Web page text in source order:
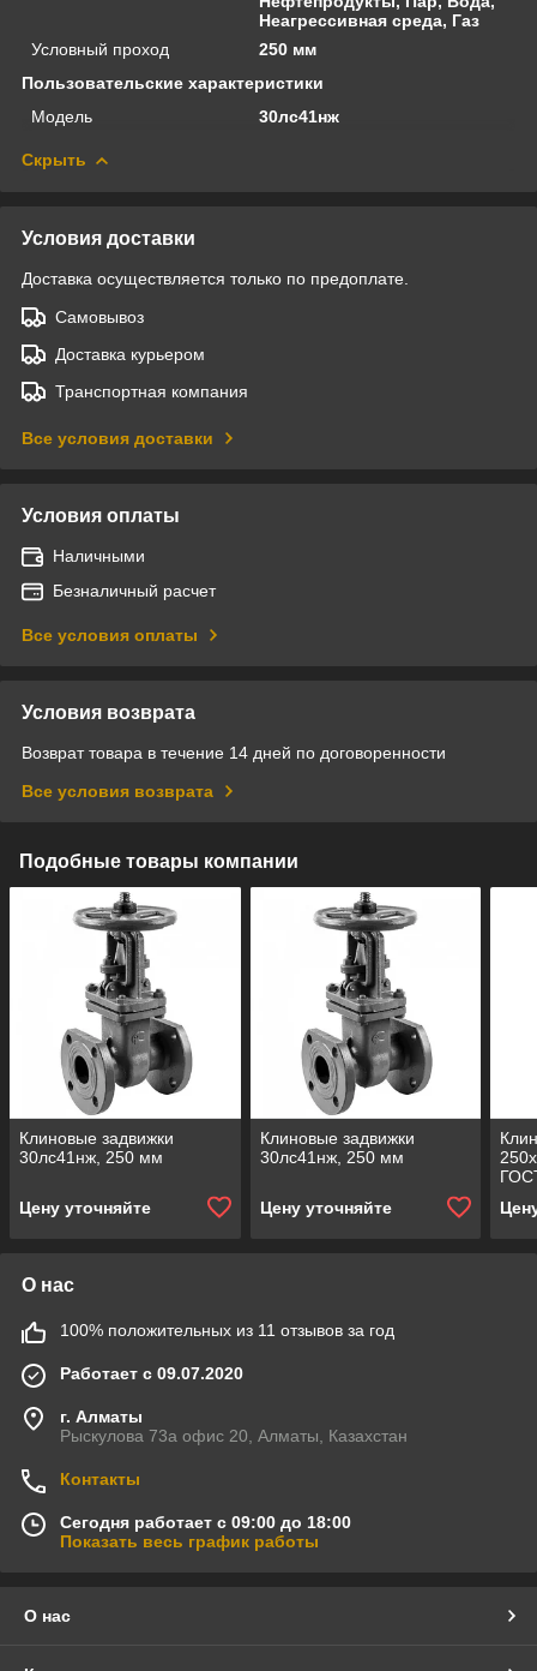
Неагрессивная среда, Газ
Условный проход
250 мм
Пользовательские характеристики
Модель
30лс41нж
Скрыть
Условия доставки
Доставка осуществляется только по предоплате.
Самовывоз
Доставка курьером
Транспортная компания
Все условия доставки
Условия оплаты
Наличными
Безналичный расчет
Все условия оплаты
Условия возврата
Возврат товара в течение 14 дней по договоренности
Все условия возврата
Подобные товары компании
Клиновые задвижки
30лс41нж, 250 мм
Цену уточняйте
Клиновые задвижки
30лс41нж, 250 мм
Цену уточняйте
О нас
100% положительных из 11 отзывов за год
Работает с 09.07.2020
г. Алматы
Рыскулова 73а офис 20, Алматы, Казахстан
Контакты
Сегодня работает с 09:00 до 18:00
Показать весь график работы
О нас